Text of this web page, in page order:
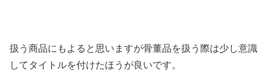
扱う商品にもよると思いますが骨董品を扱う際は少し意識
してタイトルを付けたほうが良いです。